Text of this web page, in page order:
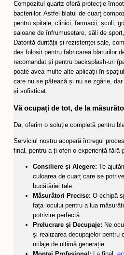
Compozitul quartz oferă protecție
bacteriilor. Astfel blatul de cuarț
pentru spitale, clinici, farmacii, școli,
saloane de înfrumusețare, săli de
Datorită durității și rezistenței sale,
des folosit pentru fabricarea blaturilor
recomandat și pentru backsplash-uri
poate avea multe alte aplicații în
care nu se pătează și nu se zgârie,
și sofisticat.
Vă ocupați de tot, de la
Da, oferim o soluție completă pentru
Serviciul nostru acoperă întregul
final, pentru a-ți oferi o experiență fără
Consiliere și Alegere: Te
culoarea de cuarț care se
bucătăriei tale.
Măsurători Precise: O echipă
fața locului pentru a lua
potrivire perfectă.
Prelucrare și Decupaje: Ne
și realizarea decupajelor pentru
utilaje de ultimă generație.